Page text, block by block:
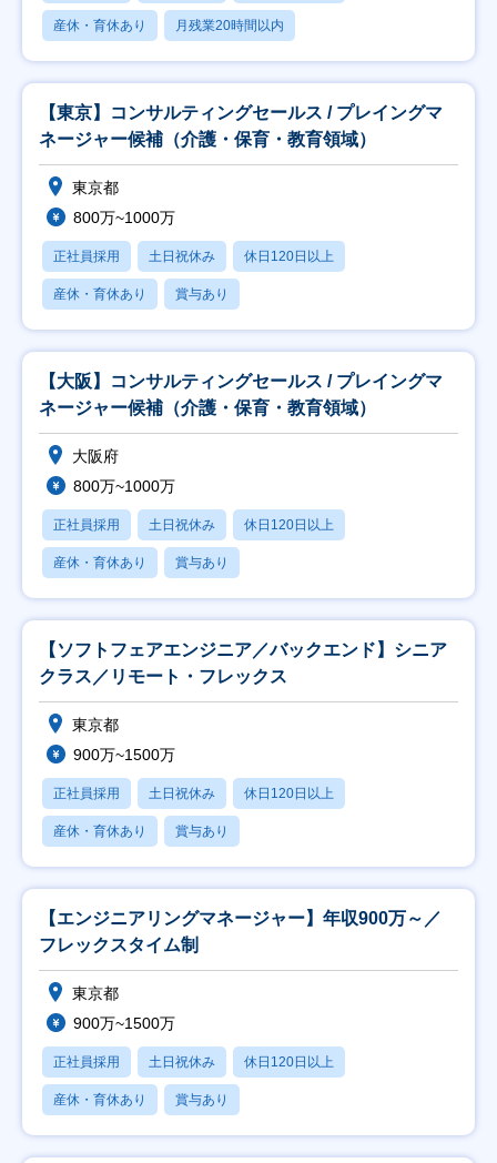
産休・育休あり 月残業20時間以内
【東京】コンサルティングセールス / プレイングマ
ネージャー候補（介護・保育・教育領域）
東京都
800万~1000万
正社員採用 土日祝休み 休日120日以上
産休・育休あり 賞与あり
【大阪】コンサルティングセールス / プレイングマ
ネージャー候補（介護・保育・教育領域）
大阪府
800万~1000万
正社員採用 土日祝休み 休日120日以上
産休・育休あり 賞与あり
【ソフトフェアエンジニア／バックエンド】シニア
クラス／リモート・フレックス
東京都
900万~1500万
正社員採用 土日祝休み 休日120日以上
産休・育休あり 賞与あり
【エンジニアリングマネージャー】年収900万～／
フレックスタイム制
東京都
900万~1500万
正社員採用 土日祝休み 休日120日以上
産休・育休あり 賞与あり